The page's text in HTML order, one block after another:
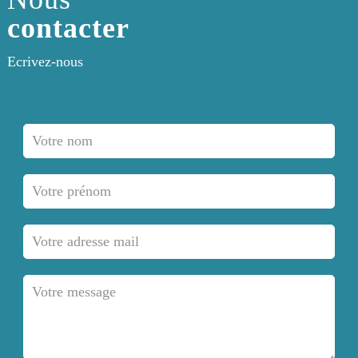
contacter
Ecrivez-nous